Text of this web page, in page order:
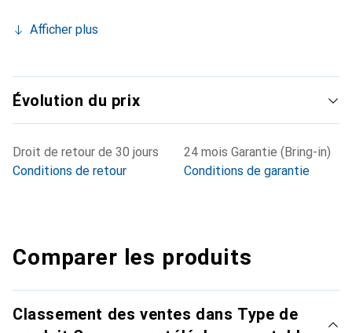
Afficher plus
Évolution du prix
Droit de retour de 30 jours
Conditions de retour
24 mois Garantie (Bring-in)
Conditions de garantie
Comparer les produits
Classement des ventes dans Type de